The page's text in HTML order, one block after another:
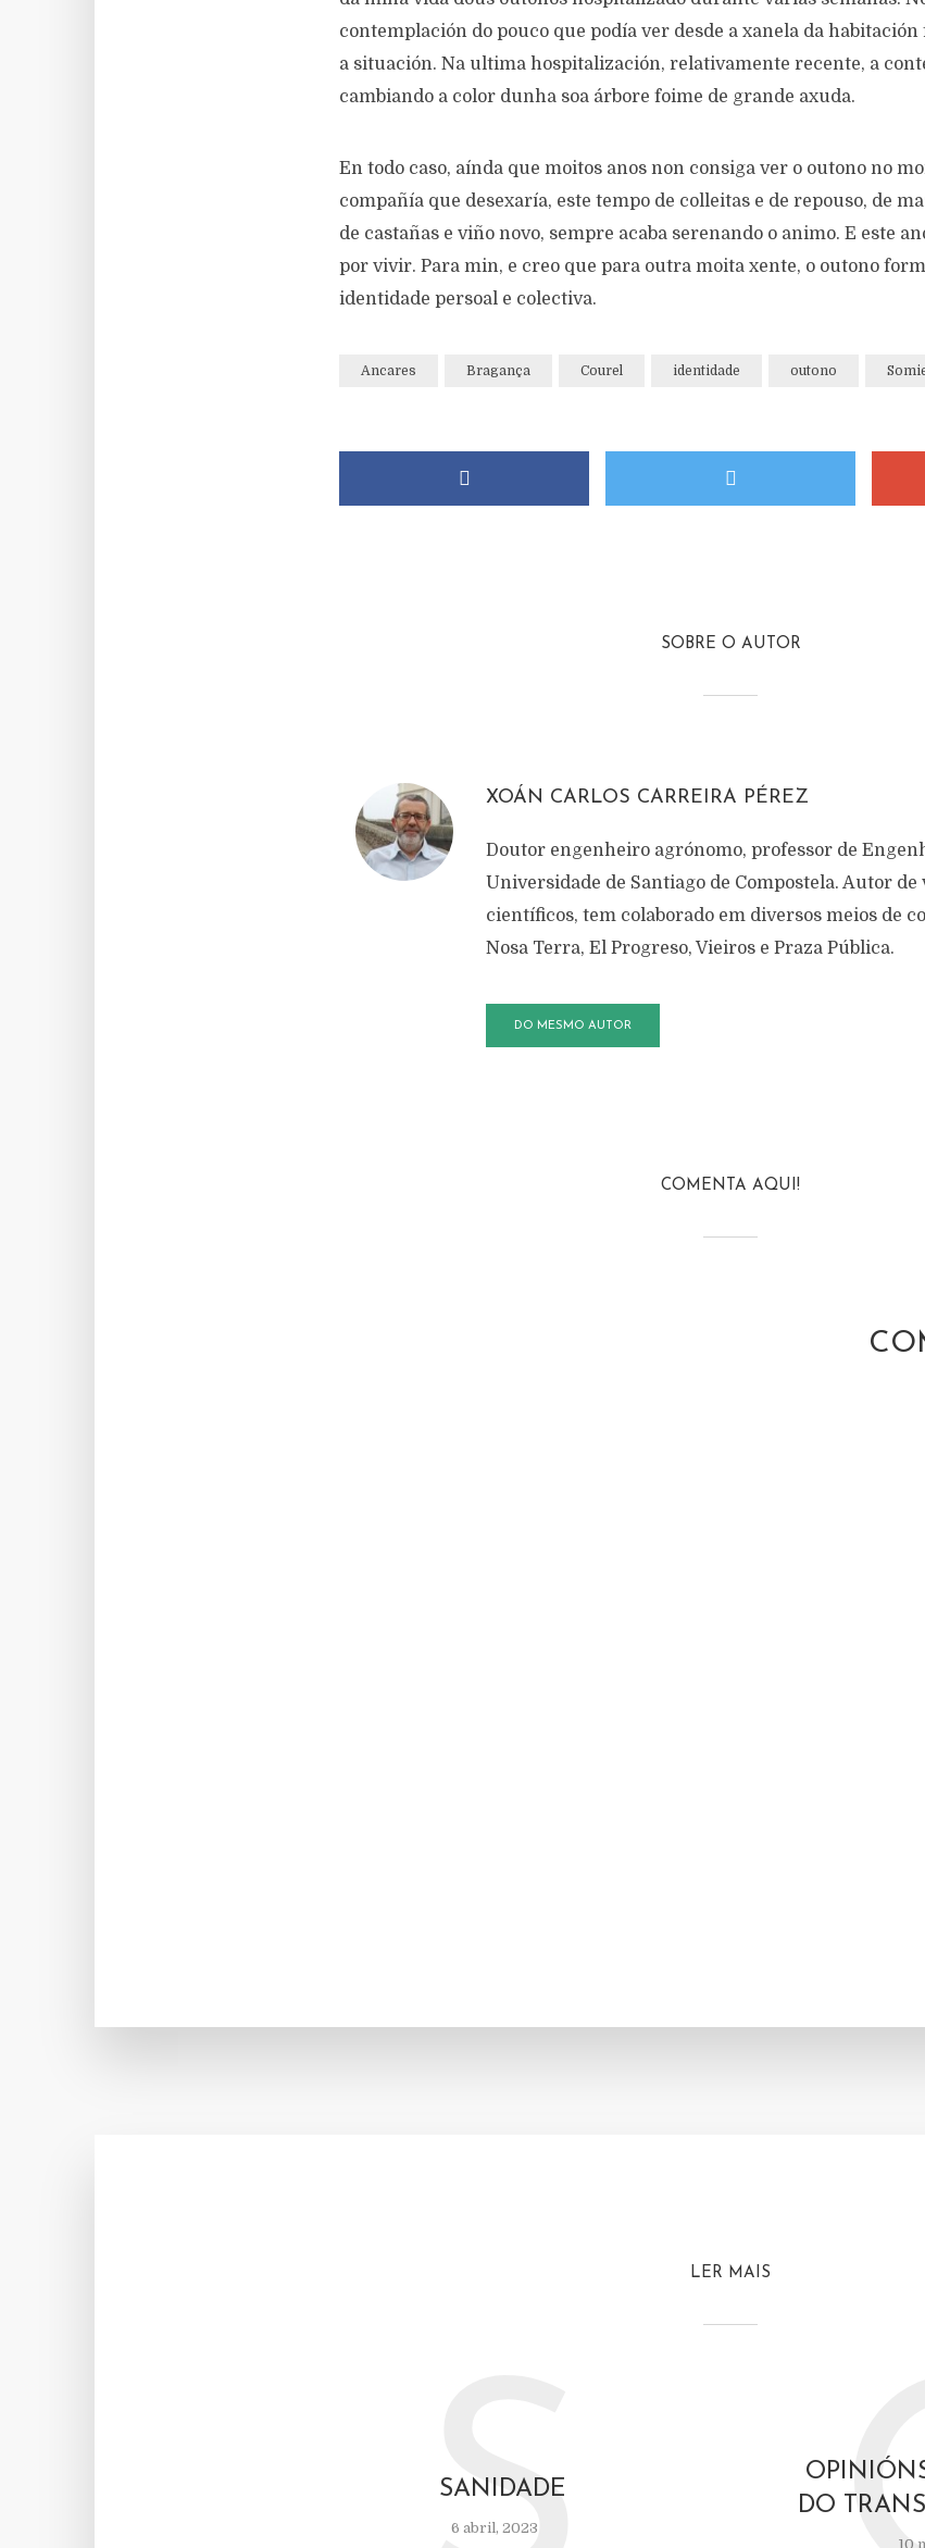
contemplación do pouco que podía ver desde a xanela da
a situación. Na ultima hospitalización, relativamente recente, a
cambiando a color dunha soa árbore foime de grande axuda.
En todo caso, aínda que moitos anos non consiga ver o outono no
compañía que desexaría, este tempo de colleitas e de repouso, de
de castañas e viño novo, sempre acaba serenando o animo. E este
por vivir. Para min, e creo que para outra moita xente, o outono
identidade persoal e colectiva.
Ancares Bragança Courel identidade outono
SOBRE O AUTOR
XOÁN CARLOS CARREIRA PÉREZ
Doutor engenheiro agrónomo, professor de
Universidade de Santiago de Compostela. Autor
científicos, tem colaborado em diversos meios de
Nosa Terra, El Progreso, Vieiros e Praza Pública.
DO MESMO AUTOR
COMENTA AQUI!
LER MAIS
SANIDADE
6 abril, 2023
DO
10